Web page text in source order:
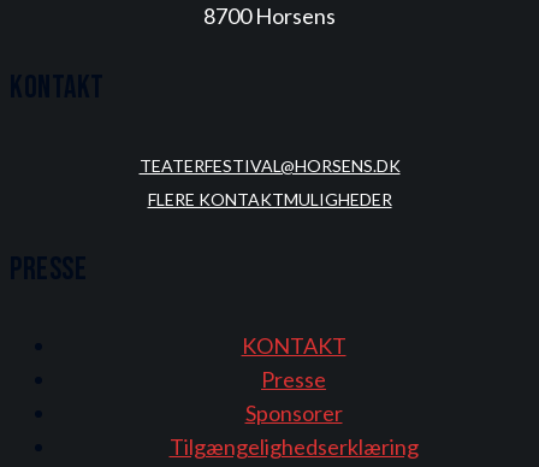
8700 Horsens
TEATERFESTIVAL@HORSENS.DK
FLERE KONTAKTMULIGHEDER
KONTAKT
Presse
Sponsorer
Tilgængelighedserklæring